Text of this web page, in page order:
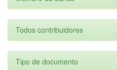
Todos contribuidores
Tipo de documento